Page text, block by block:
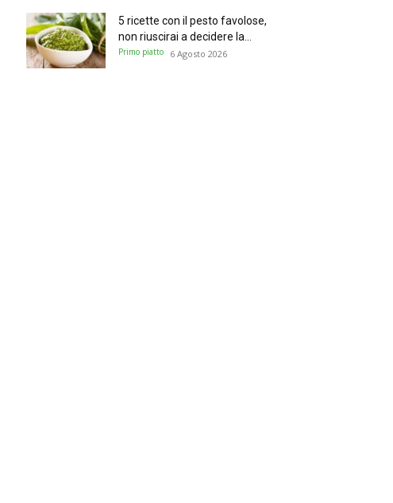
5 ricette con il pesto favolose,
non riuscirai a decidere la...
Primo piatto 6 Agosto 2026